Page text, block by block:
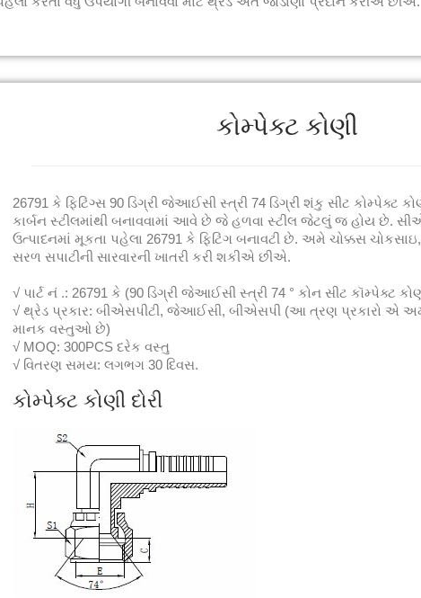
કોમ્પેક્ટ કોણી
26791 કે ફિટિંગ્સ 90 ડિગ્રી જેઆઈસી સ્ત્રી 74 ડિગ્રી શંકુ સીટ કોમ્પેક્ટ
કાર્બન સ્ટીલમાંથી બનાવવામાં આવે છે જે હળવા સ્ટીલ જેટલું જ હોય છે.
ઉત્પાદનમાં મૂકતા પહેલા 26791 કે ફિટિંગ બનાવટી છે. અમે ચોક્કસ
સરળ સપાટીની સારવારની ખાતરી કરી શકીએ છીએ.
√ પાર્ટ નં .: 26791 કે (90 ડિગ્રી જેઆઈસી સ્ત્રી 74 ° કોન સીટ કૉમ્પેક્ટ
√ થ્રેડ પ્રકાર: બીએસપીટી, જેઆઈસી, બીએસપી (આ ત્રણ પ્રકારો એ
માનક વસ્તુઓ છે)
√ MOQ: 300PCS દરેક વસ્તુ
√ વિતરણ સમય: લગભગ 30 દિવસ.
કોમ્પેક્ટ કોણી દોરી